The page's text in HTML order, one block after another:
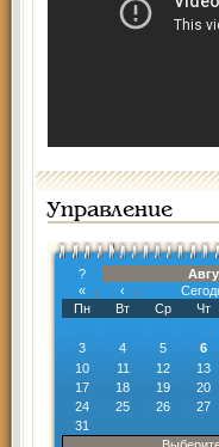
Управление
?
«
‹
Пн
Вт Ср Чт
3
4 5 6
10
11 12 13
17
18 19 20
24
25 26 27
31